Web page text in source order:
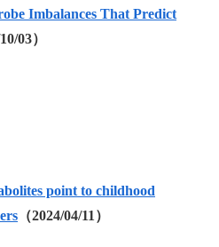
Imbalances That Predict
03）
point to childhood
（2024/04/11）